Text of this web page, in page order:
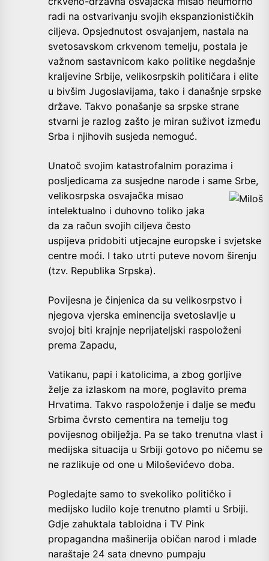
radi na ostvarivanju svojih ekspanzionističkih
ciljeva. Opsjednutost osvajanjem, nastala na
svetosavskom crkvenom temelju, postala je
važnom sastavnicom kako politike negdašnje
kraljevine Srbije, velikosrpskih političara i elite
u bivšim Jugoslavijama, tako i današnje srpske
države. Takvo ponašanje sa srpske strane
stvarni je razlog zašto je miran suživot između
Srba i njihovih susjeda nemoguć.
Unatoč svojim katastrofalnim porazima i
posljedicama za susjedne narode i same Srbe,
velikosrpska osvajačka misao
intelektualno i duhovno toliko jaka
da za račun svojih ciljeva često
uspijeva pridobiti utjecajne europske i svjetske
centre moći. I tako utrti puteve novom širenju
(tzv. Republika Srpska).
Povijesna je činjenica da su velikosrpstvo i
njegova vjerska eminencija svetoslavlje u
svojoj biti krajnje neprijateljski raspoloženi
prema Zapadu,
Vatikanu, papi i katolicima, a zbog gorljive
želje za izlaskom na more, poglavito prema
Hrvatima. Takvo raspoloženje i dalje se među
Srbima čvrsto cementira na temelju tog
povijesnog obilježja. Pa se tako trenutna vlast i
medijska situacija u Srbiji gotovo po ničemu se
ne razlikuje od one u Miloševićevo doba.
Pogledajte samo to svekoliko političko i
medijsko ludilo koje trenutno plamti u Srbiji.
Gdje zahuktala tabloidna i TV Pink
propagandna mašinerija običan narod i mlade
naraštaje 24 sata dnevno pumpaju